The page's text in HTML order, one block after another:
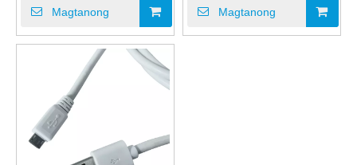
Drive
Magtanong Magtanong